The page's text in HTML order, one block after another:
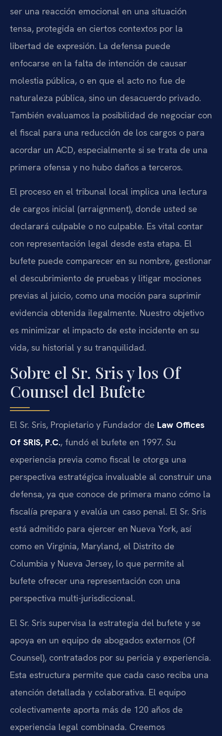
ser una reacción emocional en una situación
tensa, protegida en ciertos contextos por la
libertad de expresión. La defensa puede
enfocarse en la falta de intención de causar
molestia pública, o en que el acto no fue de
naturaleza pública, sino un desacuerdo privado.
También evaluamos la posibilidad de negociar con
el fiscal para una reducción de los cargos o para
acordar un ACD, especialmente si se trata de una
primera ofensa y no hubo daños a terceros.
El proceso en el tribunal local implica una lectura
de cargos inicial (arraignment), donde usted se
declarará culpable o no culpable. Es vital contar
con representación legal desde esta etapa. El
bufete puede comparecer en su nombre, gestionar
el descubrimiento de pruebas y litigar mociones
previas al juicio, como una moción para suprimir
evidencia obtenida ilegalmente. Nuestro objetivo
es minimizar el impacto de este incidente en su
vida, su historial y su tranquilidad.
Sobre el Sr. Sris y los Of
Counsel del Bufete
El Sr. Sris, Propietario y Fundador de Law Offices
Of SRIS, P.C., fundó el bufete en 1997. Su
experiencia previa como fiscal le otorga una
perspectiva estratégica invaluable al construir una
defensa, ya que conoce de primera mano cómo la
fiscalía prepara y evalúa un caso penal. El Sr. Sris
está admitido para ejercer en Nueva York, así
como en Virginia, Maryland, el Distrito de
Columbia y Nueva Jersey, lo que permite al
bufete ofrecer una representación con una
perspectiva multi-jurisdiccional.
El Sr. Sris supervisa la estrategia del bufete y se
apoya en un equipo de abogados externos (Of
Counsel), contratados por su pericia y experiencia.
Esta estructura permite que cada caso reciba una
atención detallada y colaborativa. El equipo
colectivamente aporta más de 120 años de
experiencia legal combinada. Creemos